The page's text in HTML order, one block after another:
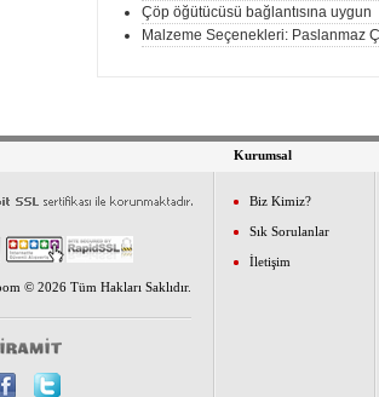
Çöp öğütücüsü bağlantısına uygun
Malzeme Seçenekleri: Paslanmaz
© 2026 Tüm Hakları Saklıdır.
Kurumsal
Biz Kimiz?
Sık Sorulanlar
İletişim